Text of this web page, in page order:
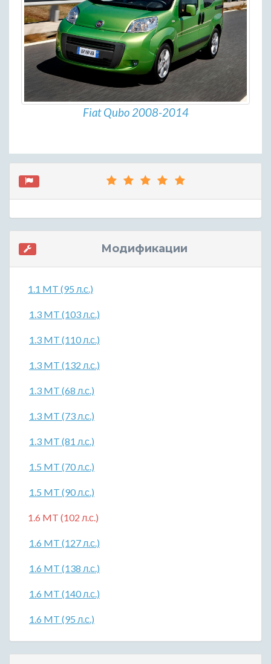
Fiat Qubo 2008-2014
Модификации
1.1 MT (95 л.с.)
1.3 MT (103 л.с.)
1.3 MT (110 л.с.)
1.3 MT (132 л.с.)
1.3 MT (68 л.с.)
1.3 MT (73 л.с.)
1.3 MT (81 л.с.)
1.5 MT (70 л.с.)
1.5 MT (90 л.с.)
1.6 MT (102 л.с.)
1.6 MT (127 л.с.)
1.6 MT (138 л.с.)
1.6 MT (140 л.с.)
1.6 MT (95 л.с.)